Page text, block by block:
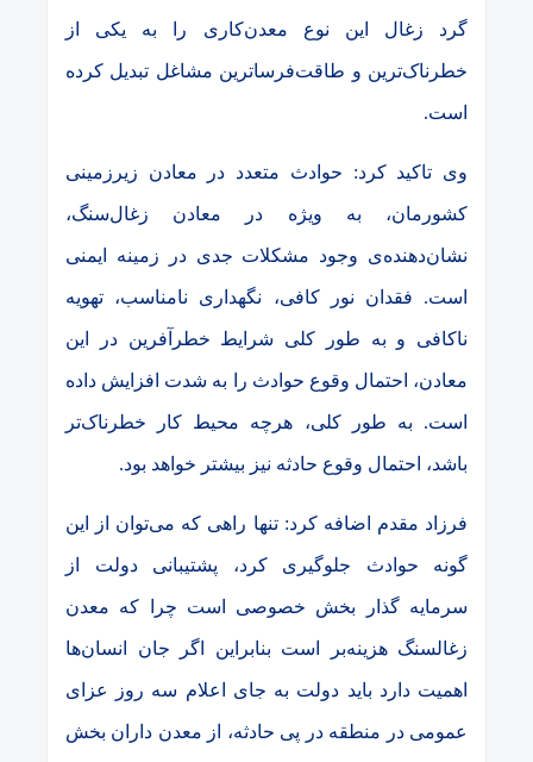
گرد زغال این نوع معدن‌کاری را به یکی از
خطرناک‌ترین و طاقت‌فرساترین مشاغل تبدیل کرده
است.
وی تاکید کرد: حوادث متعدد در معادن زیرزمینی
کشورمان، به ویژه در معادن زغال‌سنگ،
نشان‌دهنده‌ی وجود مشکلات جدی در زمینه ایمنی
است. فقدان نور کافی، نگهداری نامناسب، تهویه
ناکافی و به طور کلی شرایط خطرآفرین در این
معادن، احتمال وقوع حوادث را به شدت افزایش داده
است. به طور کلی، هرچه محیط کار خطرناک‌تر
باشد، احتمال وقوع حادثه نیز بیشتر خواهد بود.
فرزاد مقدم اضافه کرد: تنها راهی که می‌توان از این
گونه حوادث جلوگیری کرد، پشتیبانی دولت از
سرمایه گذار بخش خصوصی است چرا که معدن
زغالسنگ هزینه‌بر است بنابراین اگر جان انسان‌ها
اهمیت دارد باید دولت به جای اعلام سه روز عزای
عمومی در منطقه در پی حادثه، از معدن داران بخش